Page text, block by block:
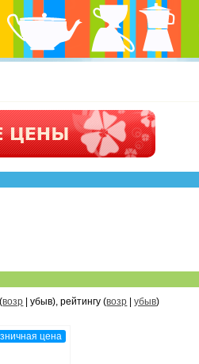
возр | убыв), рейтингу (возр |убыв)
цена